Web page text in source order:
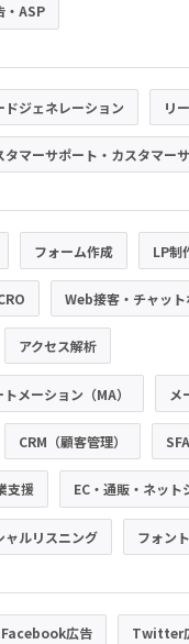
・ASP
ドジェネレーション リ
タマーサポート・カスタマー
フォーム作成 LP制
Web接客・チャット
アクセス解析
メーション（MA） メ
CRM（顧客管理）
支援 EC・通販・ネット
ャルリスニング フォント
Facebook広告 Twitter